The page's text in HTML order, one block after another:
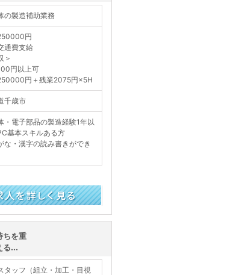
の製造補助業務
円
通費支給
＞
円以上可
円＋残業2075円×5H
千歳市
・電子部品の製造経験1年以
基本スキルある方
な・漢字の読み書きができ
ちを重
る...
タッフ（組立・加工・目視